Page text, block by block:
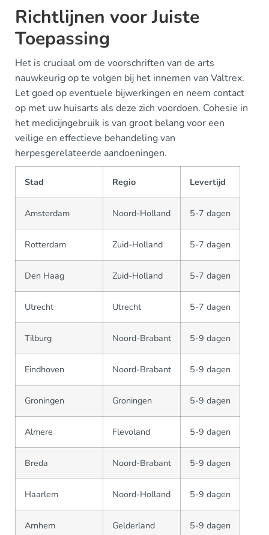
Richtlijnen voor Juiste
Toepassing
Het is cruciaal om de voorschriften van de arts
nauwkeurig op te volgen bij het innemen van Valtrex.
Let goed op eventuele bijwerkingen en neem contact
op met uw huisarts als deze zich voordoen. Cohesie in
het medicijngebruik is van groot belang voor een
veilige en effectieve behandeling van
herpesgerelateerde aandoeningen.
Stad Regio Levertijd
Amsterdam Noord-Holland 5-7 dagen
Rotterdam Zuid-Holland 5-7 dagen
Den Haag Zuid-Holland 5-7 dagen
Utrecht Utrecht 5-7 dagen
Tilburg Noord-Brabant 5-9 dagen
Eindhoven Noord-Brabant 5-9 dagen
Groningen Groningen 5-9 dagen
Almere Flevoland 5-9 dagen
Breda Noord-Brabant 5-9 dagen
Haarlem Noord-Holland 5-9 dagen
Arnhem Gelderland 5-9 dagen